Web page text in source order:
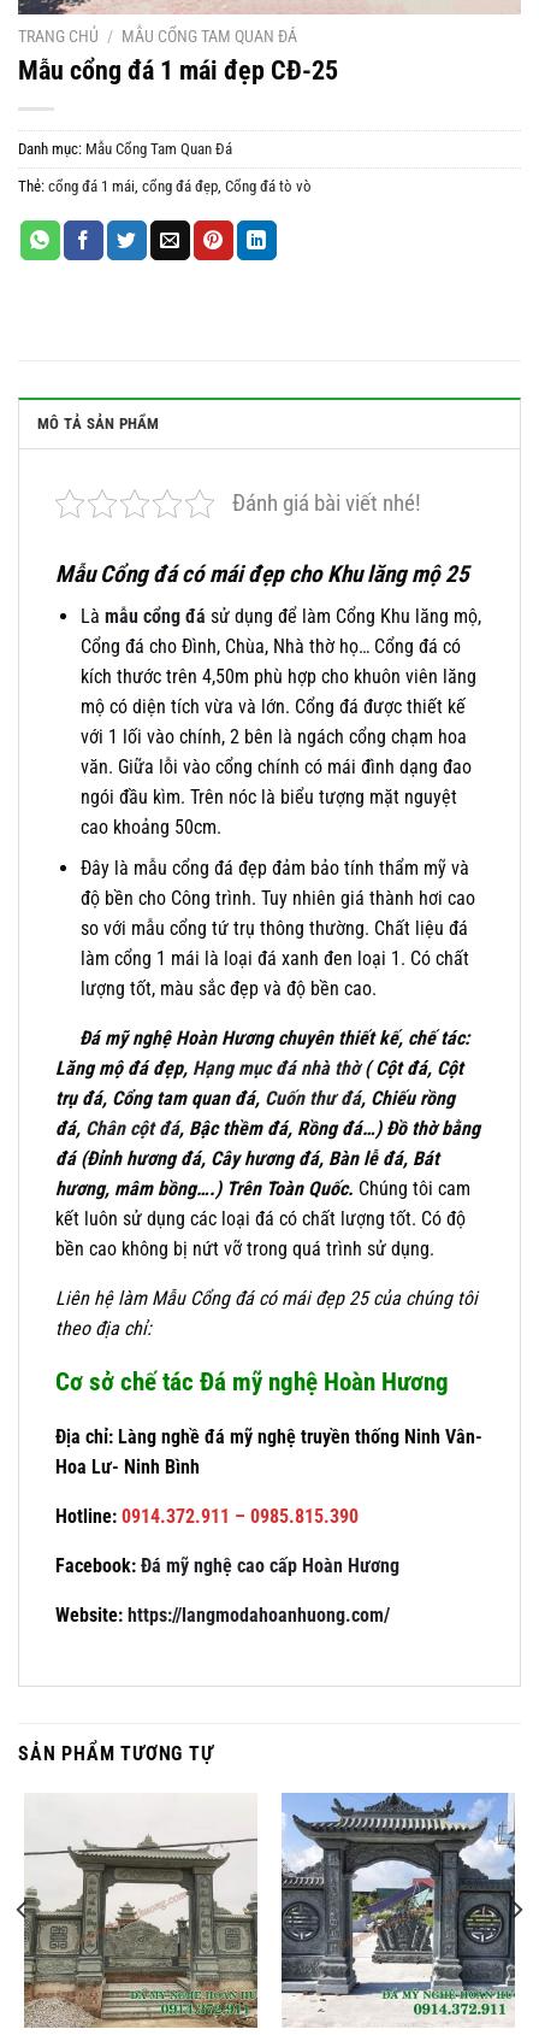
TRANG CHỦ / MẪU CỔNG TAM QUAN ĐÁ
Mẫu cổng đá 1 mái đẹp CĐ-25
Danh mục: Mẫu Cổng Tam Quan Đá
Thẻ: cổng đá 1 mái, cổng đá đẹp, Cổng đá tò vò
MÔ TẢ SẢN PHẨM
Đánh giá bài viết nhé!
Mẫu Cổng đá có mái đẹp cho Khu lăng mộ 25
Là mẫu cổng đá sử dụng để làm Cổng Khu lăng mộ,
Cổng đá cho Đình, Chùa, Nhà thờ họ… Cổng đá có
kích thước trên 4,50m phù hợp cho khuôn viên lăng
mộ có diện tích vừa và lớn. Cổng đá được thiết kế
với 1 lối vào chính, 2 bên là ngách cổng chạm hoa
văn. Giữa lỗi vào cổng chính có mái đình dạng đao
ngói đầu kìm. Trên nóc là biểu tượng mặt nguyệt
cao khoảng 50cm.
Đây là mẫu cổng đá đẹp đảm bảo tính thẩm mỹ và
độ bền cho Công trình. Tuy nhiên giá thành hơi cao
so với mẫu cổng tứ trụ thông thường. Chất liệu đá
làm cổng 1 mái là loại đá xanh đen loại 1. Có chất
lượng tốt, màu sắc đẹp và độ bền cao.
Đá mỹ nghệ Hoàn Hương chuyên thiết kế, chế tác:
Lăng mộ đá đẹp, Hạng mục đá nhà thờ( Cột đá, Cột
trụ đá, Cổng tam quan đá, Cuốn thư đá, Chiếu rồng
đá, Chân cột đá, Bậc thềm đá, Rồng đá…) Đồ thờ bằng
đá (Đỉnh hương đá, Cây hương đá, Bàn lễ đá, Bát
hương, mâm bồng….) Trên Toàn Quốc. Chúng tôi cam
kết luôn sử dụng các loại đá có chất lượng tốt. Có độ
bền cao không bị nứt vỡ trong quá trình sử dụng.
Liên hệ làm Mẫu Cổng đá có mái đẹp 25 của chúng tôi
theo địa chỉ:
Cơ sở chế tác Đá mỹ nghệ Hoàn Hương
Địa chỉ: Làng nghề đá mỹ nghệ truyền thống Ninh Vân-
Hoa Lư- Ninh Bình
Hotline: 0914.372.911 – 0985.815.390
Facebook: Đá mỹ nghệ cao cấp Hoàn Hương
Website: https://langmodahoanhuong.com/
SẢN PHẨM TƯƠNG TỰ